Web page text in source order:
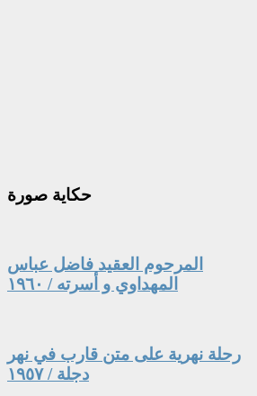
حكاية صورة
المرحوم العقيد فاضل عباس
المهداوي و أسرته / ١٩٦٠
رحلة نهرية على متن قارب في نهر
دجلة / ١٩٥٧